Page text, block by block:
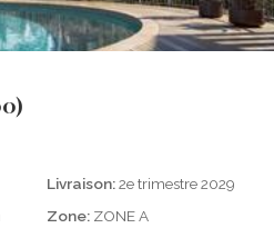
Livraison:2e trimestre 2029
Zone: ZONE A